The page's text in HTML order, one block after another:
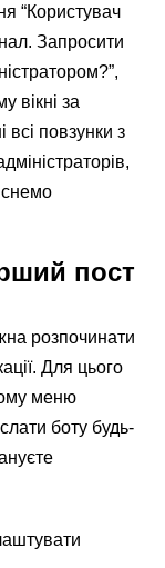
“Користувач
Запросити
вікні за
повзунки з
пост
розпочинати
Для цього
меню
боту будь-